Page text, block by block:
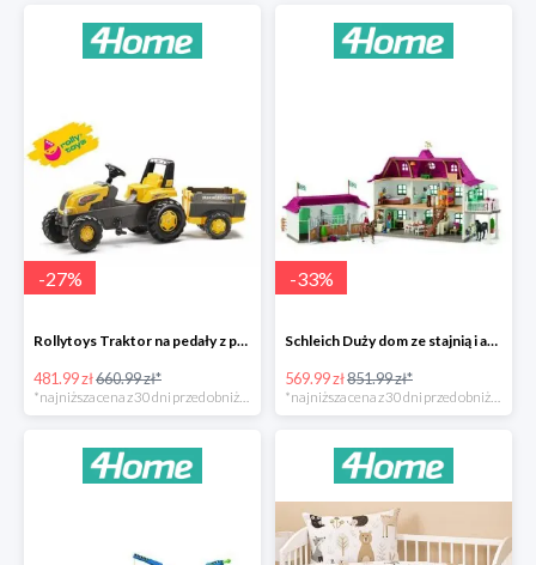
-27%
Rollytoys Traktor na pedały z przyczepą Farm Rolly Junior -27%
481.99 zł660.99 zł*
-33%
Schleich Duży dom ze stajnią i akcesoriami -33%
569.99 zł851.99 zł*